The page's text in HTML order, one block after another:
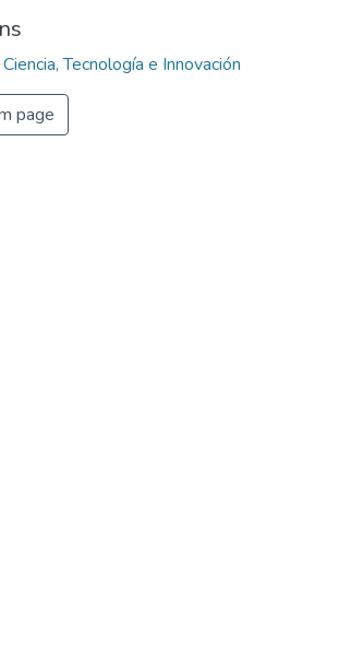
Tecnología e Innovación
page